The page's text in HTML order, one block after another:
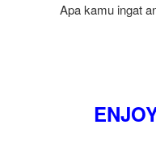
Apa kamu ingat